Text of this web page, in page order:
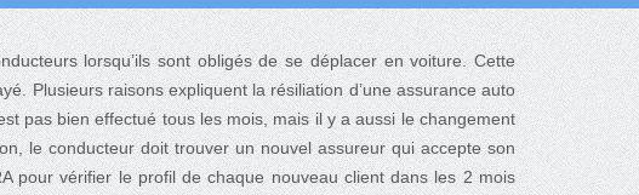
lorsqu’ils sont obligés de se déplacer en voiture. Cette
Plusieurs raisons expliquent la résiliation d’une assurance auto
pas bien effectué tous les mois, mais il y a aussi le changement
le conducteur doit trouver un nouvel assureur qui accepte son
pour vérifier le profil de chaque nouveau client dans les 2 mois